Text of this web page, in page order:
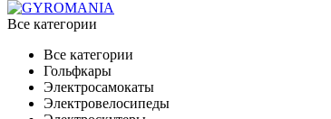
Все категории
Все категории
Гольфкары
Электросамокаты
Электровелосипеды